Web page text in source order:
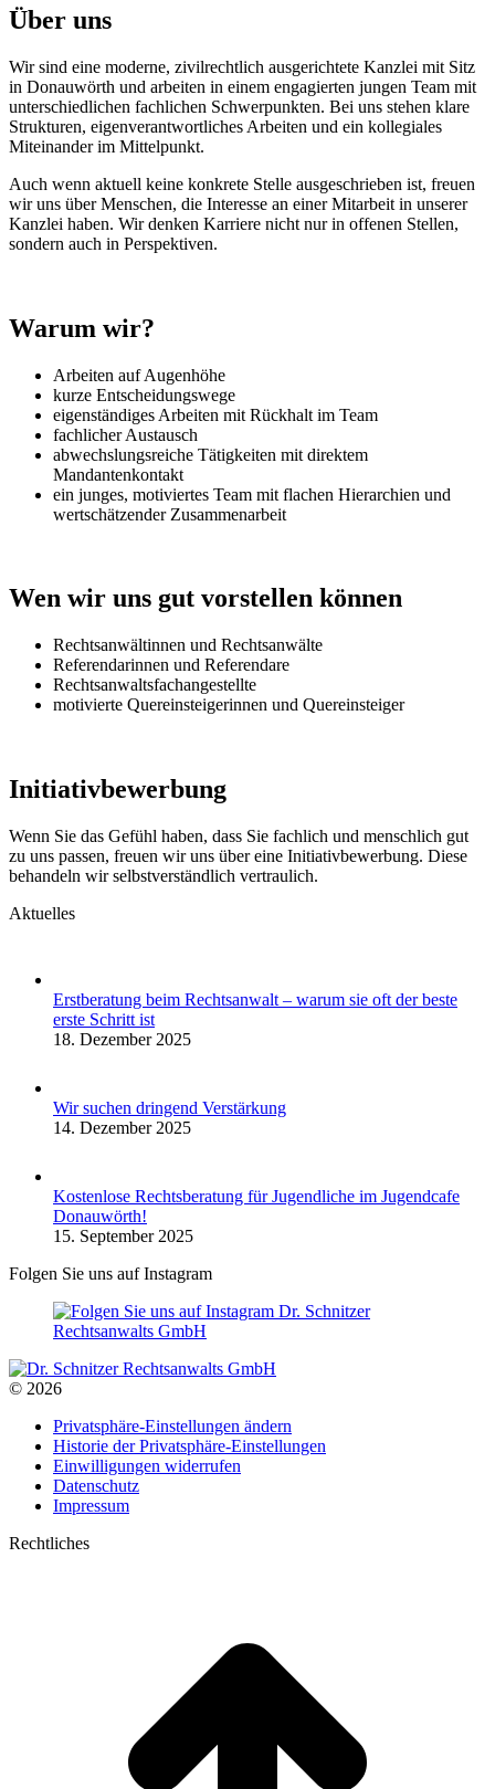
Über uns
Wir sind eine moderne, zivilrechtlich ausgerichtete Kanzlei mit Sitz
in Donauwörth und arbeiten in einem engagierten jungen Team mit
unterschiedlichen fachlichen Schwerpunkten. Bei uns stehen klare
Strukturen, eigenverantwortliches Arbeiten und ein kollegiales
Miteinander im Mittelpunkt.
Auch wenn aktuell keine konkrete Stelle ausgeschrieben ist, freuen
wir uns über Menschen, die Interesse an einer Mitarbeit in unserer
Kanzlei haben. Wir denken Karriere nicht nur in offenen Stellen,
sondern auch in Perspektiven.
Warum wir?
Arbeiten auf Augenhöhe
kurze Entscheidungswege
eigenständiges Arbeiten mit Rückhalt im Team
fachlicher Austausch
abwechslungsreiche Tätigkeiten mit direktem
Mandantenkontakt
ein junges, motiviertes Team mit flachen Hierarchien und
wertschätzender Zusammenarbeit
Wen wir uns gut vorstellen können
Rechtsanwältinnen und Rechtsanwälte
Referendarinnen und Referendare
Rechtsanwaltsfachangestellte
motivierte Quereinsteigerinnen und Quereinsteiger
Initiativbewerbung
Wenn Sie das Gefühl haben, dass Sie fachlich und menschlich gut
zu uns passen, freuen wir uns über eine Initiativbewerbung. Diese
behandeln wir selbstverständlich vertraulich.
Aktuelles
Erstberatung beim Rechtsanwalt – warum sie oft der beste
erste Schritt ist
18. Dezember 2025
Wir suchen dringend Verstärkung
14. Dezember 2025
Kostenlose Rechtsberatung für Jugendliche im Jugendcafe
Donauwörth!
15. September 2025
Folgen Sie uns auf Instagram
Dr. Schnitzer
Rechtsanwalts GmbH
© 2026
Privatsphäre-Einstellungen ändern
Historie der Privatsphäre-Einstellungen
Einwilligungen widerrufen
Datenschutz
Impressum
Rechtliches